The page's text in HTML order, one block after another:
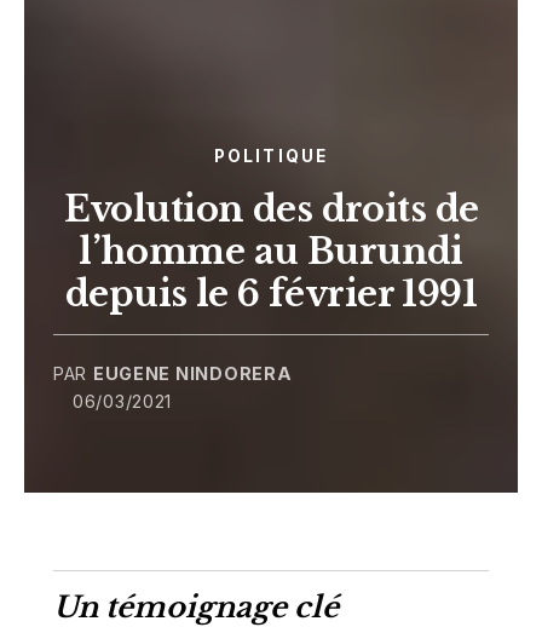
POLITIQUE
Evolution des droits de
l’homme au Burundi
depuis le 6 février 1991
PAR EUGENE NINDORERA
06/03/2021
Un témoignage clé